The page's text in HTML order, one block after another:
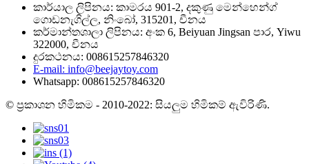
කාර්යාල ලිපිනය: කාමරය 901-2, දකුණු මෙන්හෙන්ග්
ගොඩනැගිල්ල, නිංබෝ, 315201, චීනය
කර්මාන්තශාලා ලිපිනය: අංක 6, Beiyuan Jingsan පාර, Yiwu
322000, චීනය
දුරකථනය: 008615257846320
E-mail: info@beejaytoy.com
Whatsapp: 008615257846320
© ප්‍රකාශන හිමිකම - 2010-2022: සියලුම හිමිකම් ඇවිරිණි.